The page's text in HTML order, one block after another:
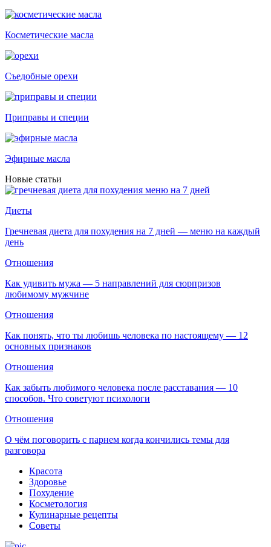
Косметические масла
Съедобные орехи
Приправы и специи
Эфирные масла
Новые статьи
Диеты
Гречневая диета для похудения на 7 дней — меню на каждый
день
Отношения
Как удивить мужа — 5 направлений для сюрпризов
любимому мужчине
Отношения
Как понять, что ты любишь человека по настоящему — 12
основных признаков
Отношения
Как забыть любимого человека после расставания — 10
способов. Что советуют психологи
Отношения
О чём поговорить с парнем когда кончились темы для
разговора
Красота
Здоровье
Похудение
Косметология
Кулинарные рецепты
Советы